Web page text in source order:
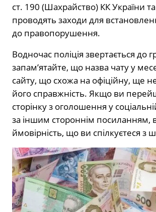
ст. 190 (Шахрайство) КК України
проводять заходи для
до правопорушення.
Водночас поліція звертається до
запам’ятайте, що назва чату у
сайту, що схожа на офіційну, ще
його справжність. Якщо ви
сторінку з оголошення у
за іншим стороннім посиланням,
ймовірність, що ви спілкуєтеся з